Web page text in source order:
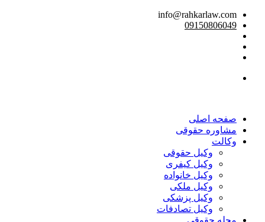
info@rahkarlaw.com
09150806049
صفحه اصلی
مشاوره حقوقی
وکالت
وکیل حقوقی
وکیل کیفری
وکیل خانواده
وکیل ملکی
وکیل پزشکی
وکیل تصادفات
مجله حقوقی